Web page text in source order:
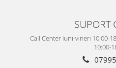
SUPORT
Call Center luni-vineri 10:00-
10:00-